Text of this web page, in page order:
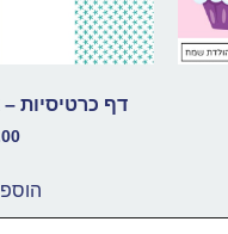
דף כרטיסיות